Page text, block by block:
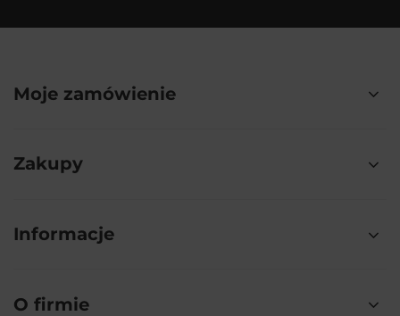
Moje zamówienie
Zakupy
Informacje
O firmie